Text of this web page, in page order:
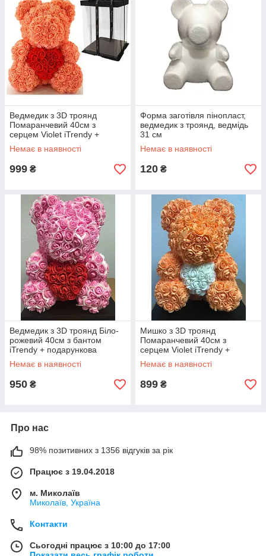
Ведмедик з 3D троянд
Помаранчевий 40см з
серцем Violet iTrendy +
подарункова упаковка
Немає в наявності
999 ₴
Форма заготівля пінопласт,
ведмедик з троянд, ведмідь
31 см
Немає в наявності
120 ₴
Ведмедик з 3D троянд Біло-
рожевий 40см з бантом
iTrendy + подарункова
упаковка
Немає в наявності
950 ₴
Мишко з 3D троянд
Помаранчевий 40см з
серцем Violet iTrendy +
подарункова упаковка
Немає в наявності
899 ₴
Про нас
98% позитивних з 1356 відгуків за рік
Працює з 19.04.2018
м. Миколаїв
Миколаїв, Україна
Контакти
Сьогодні працює з 10:00 до 17:00